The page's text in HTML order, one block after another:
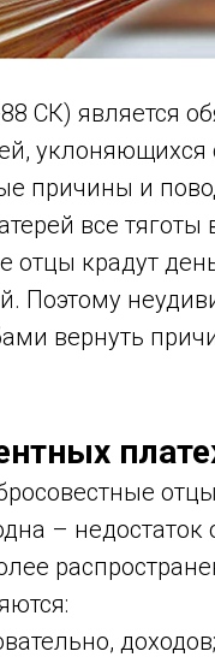
СК) является
уклоняющихся
причины и
все тяготы
отцы крадут
Поэтому
вернуть
– недостаток
доходов;